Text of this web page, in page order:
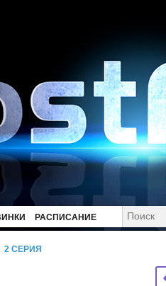
РАСПИСАНИЕ
2 СЕРИЯ